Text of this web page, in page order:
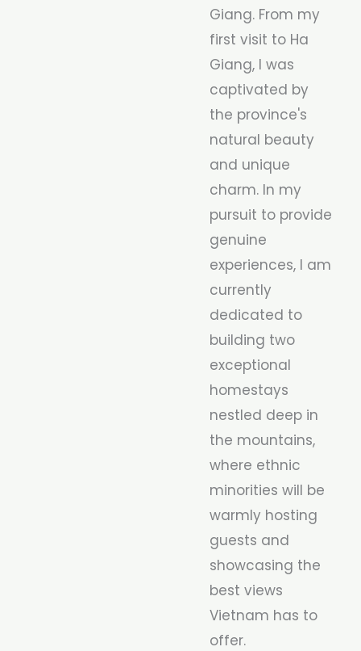
Giang. From my
first visit to Ha
Giang, I was
captivated by
the province's
natural beauty
and unique
charm. In my
pursuit to provide
genuine
experiences, I am
currently
dedicated to
building two
exceptional
homestays
nestled deep in
the mountains,
where ethnic
minorities will be
warmly hosting
guests and
showcasing the
best views
Vietnam has to
offer.